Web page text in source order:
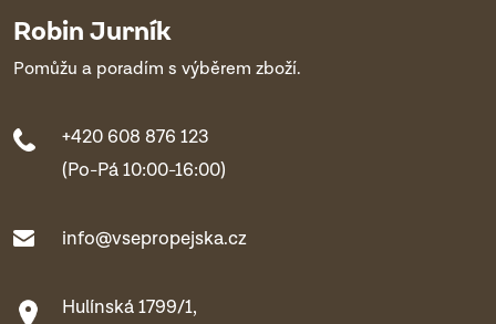
Robin Jurník
Pomůžu a poradím s výběrem zboží.
+420 608 876 123
(Po-Pá 10:00-16:00)
info@vsepropejska.cz
Hulínská 1799/1,